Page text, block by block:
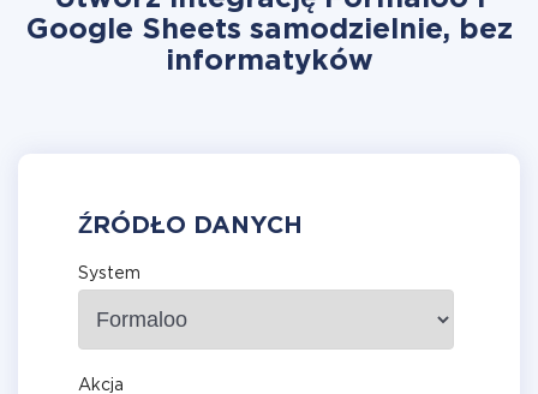
Google Sheets samodzielnie, bez
informatyków
ŹRÓDŁO DANYCH
System
Akcja